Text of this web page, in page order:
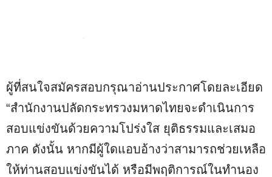
ผู้ที่สนใจสมัครสอบกรุณาอ่านประกาศโดยละเอียด
“สำนักงานปลัดกระทรวงมหาดไทยจะดำเนินการ
สอบแข่งขันด้วยความโปร่งใส ยุติธรรมและเสมอ
ภาค ดังนั้น หากมีผู้ใดแอบอ้างว่าสามารถช่วยเหลือ
ให้ท่านสอบแข่งขันได้ หรือมีพฤติการณ์ในทำนอง